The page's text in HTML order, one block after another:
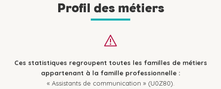
Profil des métiers
Ces statistiques regroupent toutes les familles de métiers
appartenant à la famille professionnelle :
« Assistants de communication » (U0Z80).